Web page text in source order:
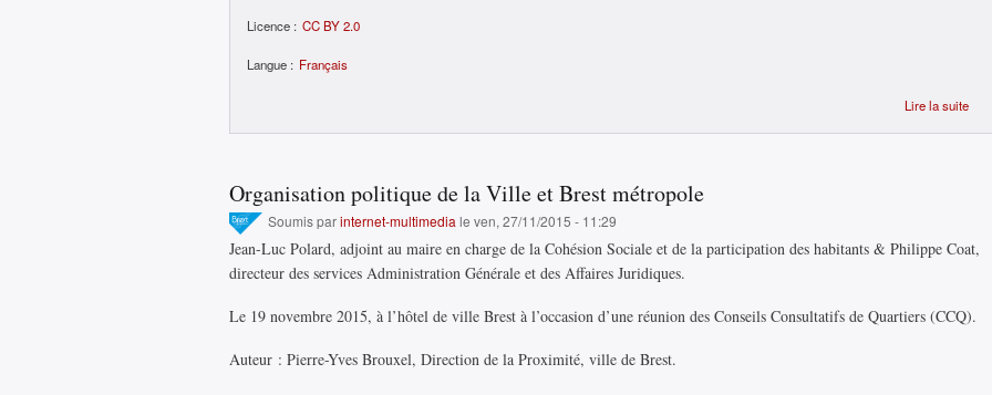
Licence : CC BY 2.0
Langue : Français
Lire la suite
ce
Organisation politique de la Ville et Brest métropole
Soumis parinternet-multimedia le ven, 27/11/2015 - 11:29
Jean-Luc Polard, adjoint au maire en charge de la Cohésion Sociale et de la participation des habitants & Philippe Coat,
directeur des services Administration Générale et des Affaires Juridiques.
Le 19 novembre 2015, à l’hôtel de ville Brest à l’occasion d’une réunion des Conseils Consultatifs de Quartiers (CCQ).
Auteur : Pierre-Yves Brouxel, Direction de la Proximité, ville de Brest.